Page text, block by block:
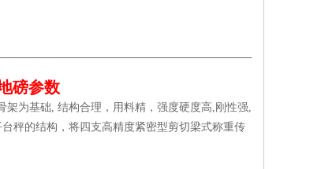
磅参数
为基础, 结构合理，用料精，强度硬度高,刚性强,
秤的结构，将四支高精度紧密型剪切梁式称重传